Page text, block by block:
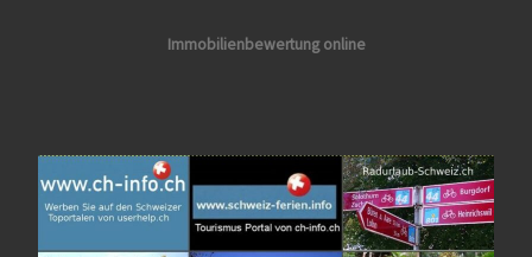
Immobilienbewertung online